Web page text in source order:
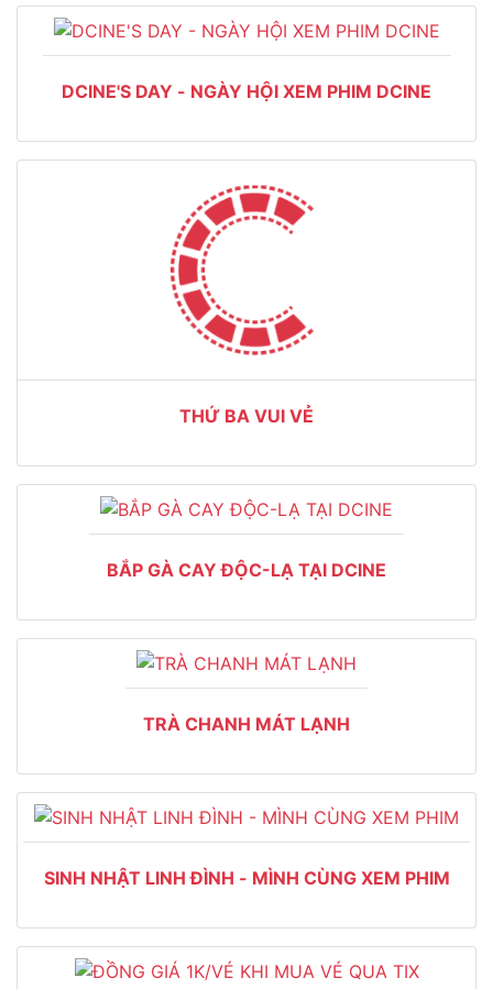
DCINE'S DAY - NGÀY HỘI XEM PHIM DCINE
THỨ BA VUI VẺ
BẮP GÀ CAY ĐỘC-LẠ TẠI DCINE
TRÀ CHANH MÁT LẠNH
SINH NHẬT LINH ĐÌNH - MÌNH CÙNG XEM PHIM